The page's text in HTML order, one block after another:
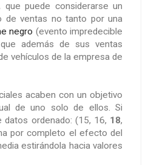
puede considerarse un
ventas no tanto por una
negro (evento impredecible
además de sus ventas
vehículos de la empresa de
acaben con un objetivo
de uno solo de ellos. Si
ordenado: (15, 16, 18,
por completo el efecto del
estirándola hacia valores